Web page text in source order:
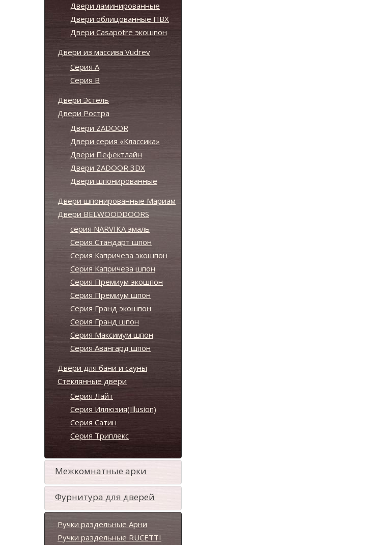
Двери ламинированные
Двери облицованные ПВХ
Двери Casapotre экошпон
Двери из массива Vudrev
Серия А
Серия B
Двери Эстель
Двери Ростра
Двери ZADOOR
Двери серия «Классика»
Двери Пефектлайн
Двери ZADOOR 3DX
Двери шпонированные
Двери шпонированные Мариам
Двери BELWOODDOORS
серия NARVIKA эмаль
Серия Стандарт шпон
Серия Капричеза экошпон
Серия Капричеза шпон
Серия Премиум экошпон
Серия Премиум шпон
Серия Гранд экошпон
Серия Гранд шпон
Серия Максимум шпон
Серия Авангард шпон
Двери для бани и сауны
Стеклянные двери
Серия Лайт
Серия Иллюзия(Illusion)
Серия Сатин
Серия Триплекс
Межкомнатные арки
Фурнитура для дверей
Ручки раздельные Арни
Ручки раздельные RUCETTI